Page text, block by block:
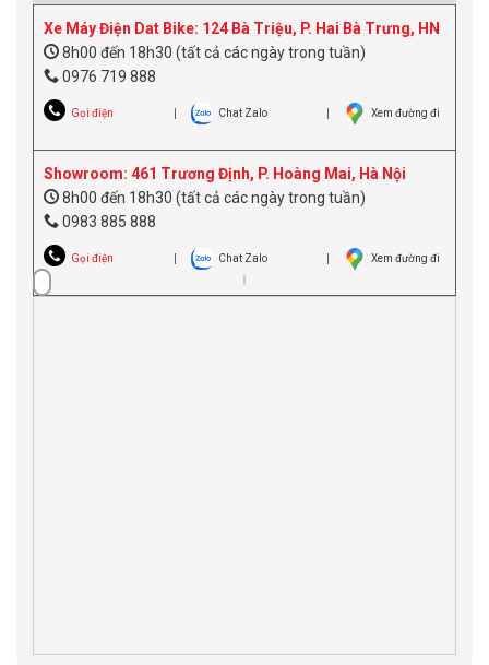
Xe Máy Điện Dat Bike: 124 Bà Triệu, P. Hai Bà Trưng, HN
8h00 đến 18h30 (tất cả các ngày trong tuần)
0976 719 888
Gọi điện Chat Zalo Xem đường đi
Showroom: 461 Trương Định, P. Hoàng Mai, Hà Nội
8h00 đến 18h30 (tất cả các ngày trong tuần)
0983 885 888
Gọi điện Chat Zalo Xem đường đi